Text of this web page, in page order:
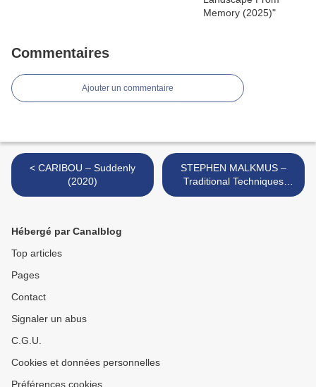
Commentaires
Ajouter un commentaire
< CARIBOU – Suddenly
(2020)
STEPHEN MALKMUS –
Traditional Techniques
(2020) >
Hébergé par Canalblog
Top articles
Pages
Contact
Signaler un abus
C.G.U.
Cookies et données personnelles
Préférences cookies